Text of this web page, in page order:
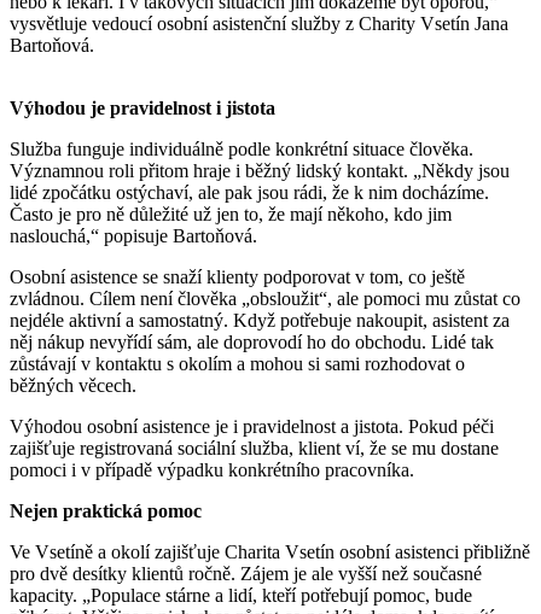
vysvětluje vedoucí osobní asistenční služby z Charity Vsetín Jana
Bartoňová.
Výhodou je pravidelnost i jistota
Služba funguje individuálně podle konkrétní situace člověka.
Významnou roli přitom hraje i běžný lidský kontakt. „Někdy jsou
lidé zpočátku ostýchaví, ale pak jsou rádi, že k nim docházíme.
Často je pro ně důležité už jen to, že mají někoho, kdo jim
naslouchá,“ popisuje Bartoňová.
Osobní asistence se snaží klienty podporovat v tom, co ještě
zvládnou. Cílem není člověka „obsloužit“, ale pomoci mu zůstat co
nejdéle aktivní a samostatný. Když potřebuje nakoupit, asistent za
něj nákup nevyřídí sám, ale doprovodí ho do obchodu. Lidé tak
zůstávají v kontaktu s okolím a mohou si sami rozhodovat o
běžných věcech.
Výhodou osobní asistence je i pravidelnost a jistota. Pokud péči
zajišťuje registrovaná sociální služba, klient ví, že se mu dostane
pomoci i v případě výpadku konkrétního pracovníka.
Nejen praktická pomoc
Ve Vsetíně a okolí zajišťuje Charita Vsetín osobní asistenci přibližně
pro dvě desítky klientů ročně. Zájem je ale vyšší než současné
kapacity. „Populace stárne a lidí, kteří potřebují pomoc, bude